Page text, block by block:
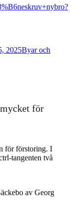
2025Byar och
för
för förstoring. I
tangenten två
av Georg